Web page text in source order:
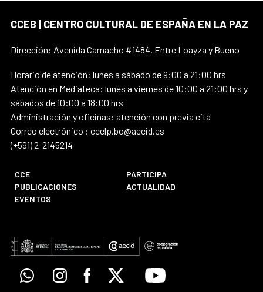
CCEB | CENTRO CULTURAL DE ESPAÑA EN LA PAZ
Dirección: Avenida Camacho #1484. Entre Loayza y Bueno
Horario de atención: lunes a sábado de 9:00 a 21:00 hrs
Atención en Mediateca: lunes a viernes de 10:00 a 21:00 hrs y
sábados de 10:00 a 18:00 hrs
Administración y oficinas: atención con previa cita
Correo electrónico : ccelp.bo@aecid.es
(+591) 2-2145214
CCE
PARTICIPA
PUBLICACIONES
ACTUALIDAD
EVENTOS
WhatsappInstagramFacebook
X Youtube